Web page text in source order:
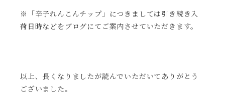
※「辛子れんこんチップ」につきましては引き続き入
荷日時などをブログにてご案内させていただきます。
以上、長くなりましたが読んでいただいてありがとう
ございました。